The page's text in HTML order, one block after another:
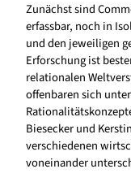
Zunächst sind
erfassbar, noch in
und den jeweiligen
Erforschung ist
relationalen
offenbaren sich
Biesecker und
verschiedenen
voneinander